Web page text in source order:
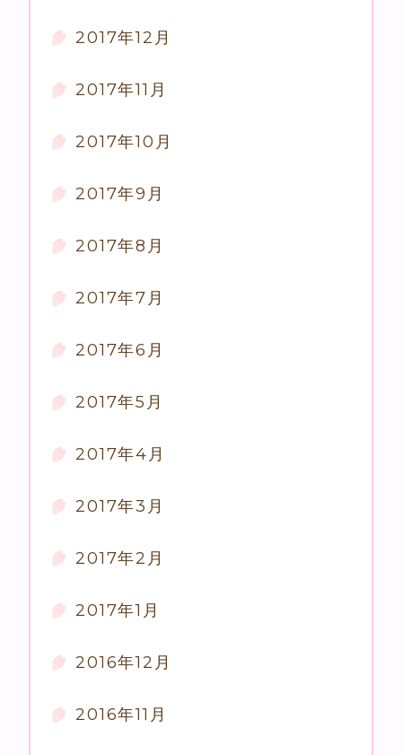
2017年12月
2017年11月
2017年10月
2017年9月
2017年8月
2017年7月
2017年6月
2017年5月
2017年4月
2017年3月
2017年2月
2017年1月
2016年12月
2016年11月